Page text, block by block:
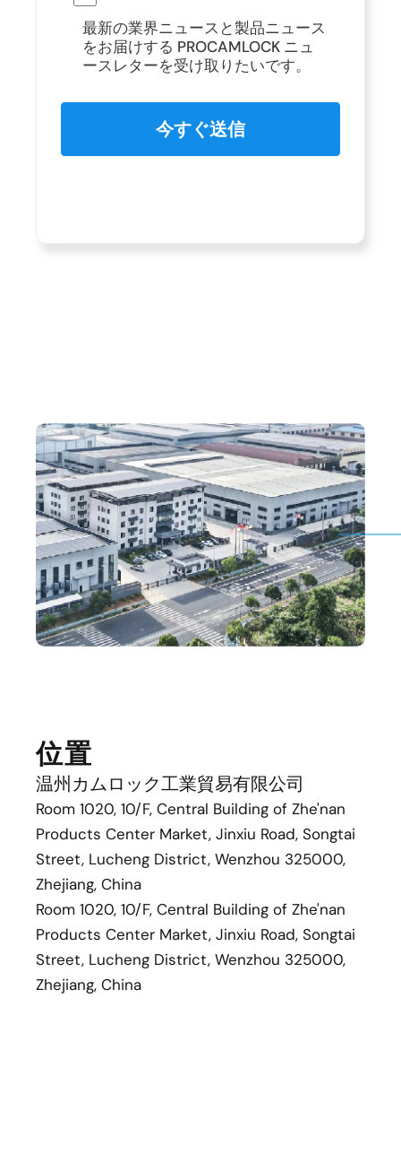
最新の業界ニュースと製品ニュース
をお届けする PROCAMLOCK ニュ
ースレターを受け取りたいです。
位置
温州カムロック工業貿易有限公司
Room 1020, 10/F, Central Building of Zhe'nan
Products Center Market, Jinxiu Road, Songtai
Street, Lucheng District, Wenzhou 325000,
Zhejiang, China
Room 1020, 10/F, Central Building of Zhe'nan
Products Center Market, Jinxiu Road, Songtai
Street, Lucheng District, Wenzhou 325000,
Zhejiang, China